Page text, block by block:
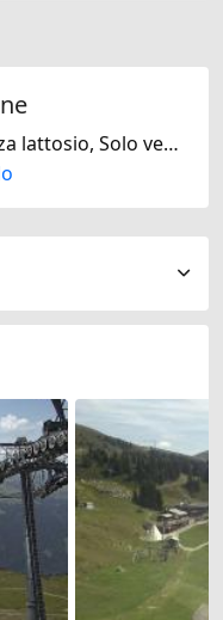
Senza glutine, Senza lattosio, Solo vegetariano, Europeo, Internazionale, Svizzera